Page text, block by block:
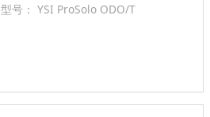
型号： YSI ProSolo ODO/T